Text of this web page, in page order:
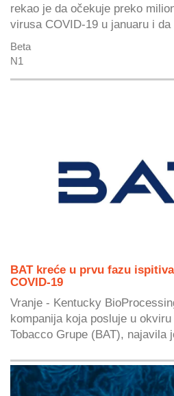
rekao je da očekuje preko
virusa COVID-19 u januaru i
Beta
N1
BAT kreće u prvu fazu
COVID-19
Vranje - Kentucky
kompanija koja posluje u
Tobacco Grupe (BAT), najavila